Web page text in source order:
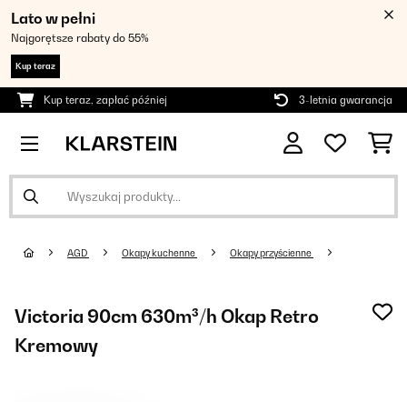
Lato w pełni
Najgorętsze rabaty do 55%
Kup teraz
Kup teraz, zapłać później 3-letnia gwarancja
AGD Okapy kuchenne Okapy przyścienne
Victoria 90cm 630m³/h Okap Retro
Kremowy